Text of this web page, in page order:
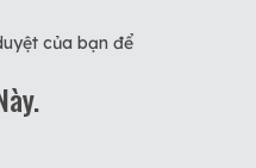
của bạn để